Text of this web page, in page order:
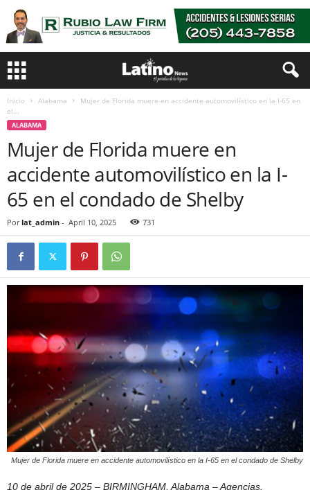
Inicio Alabama
Mujer de Florida muere en accidente automovilístico en la I-65 en
el...
ALABAMA
Mujer de Florida muere en
accidente automovilístico en la I-
65 en el condado de Shelby
Por lat_admin - April 10, 2025 731
Mujer de Florida muere en accidente automovilístico en la I-65 en el condado de Shelby
10 de abril de 2025 – BIRMINGHAM, Alabama – Agencias.